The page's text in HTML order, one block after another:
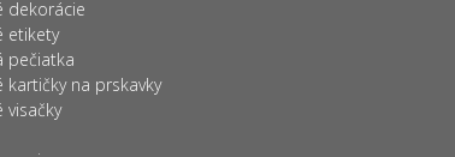
dekorácie
etikety
pečiatka
kartičky na prskavky
visačky